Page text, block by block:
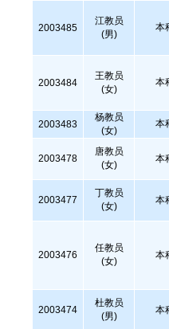
2003485
江教员
(男)
本
2003484
王教员
(女)
本
2003483
杨教员
(女)
本
2003478
唐教员
(女)
本
2003477
丁教员
(女)
本
2003476
任教员
(女)
本
2003474
杜教员
(男)
本